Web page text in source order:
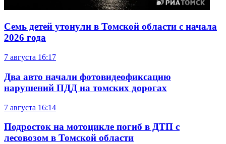
Семь детей утонули в Томской области с начала
2026 года
7 августа 16:17
Два авто начали фотовидеофиксацию
нарушений ПДД на томских дорогах
7 августа 16:14
Подросток на мотоцикле погиб в ДТП с
лесовозом в Томской области